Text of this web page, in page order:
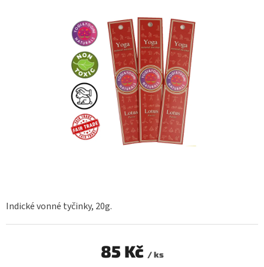
Indické vonné tyčinky, 20g.
85 Kč / ks